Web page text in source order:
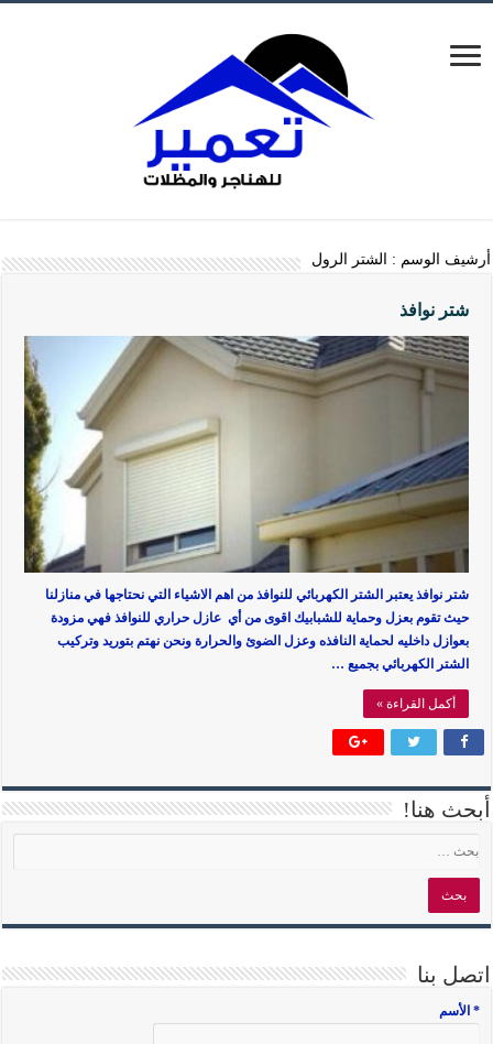
أرشيف الوسم : الشتر الرول
شتر نوافذ
شتر نوافذ يعتبر الشتر الكهربائي للنوافذ من اهم الاشياء التي نحتاجها في منازلنا
حيث تقوم بعزل وحماية للشبابيك اقوى من أي عازل حراري للنوافذ فهي مزودة
بعوازل داخليه لحماية النافذه وعزل الضوئ والحرارة ونحن نهتم بتوريد وتركيب
الشتر الكهربائي بجميع …
أكمل القراءة »
أبحث هنا!
اتصل بنا
* الأسم